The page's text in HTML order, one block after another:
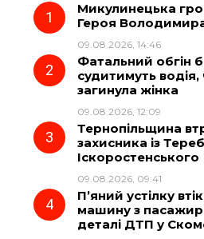
e
o
o
e
g
r
a
Микулинецька
Героя
09.08.2026, 14:46
Фатальний обгін
судитимуть
загинула жінка
09.08.2026, 12:09
Тернопільщина
захисника із
Іскоростенського
09.08.2026, 09:41
П’яний устілку
машину з
деталі ДТП у